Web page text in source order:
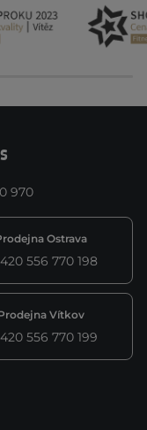
970
Ostrava
556 770 198
Vítkov
556 770 199